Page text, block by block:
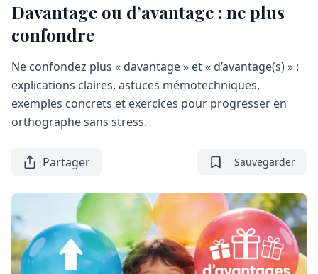
Davantage ou d’avantage : ne plus
confondre
Ne confondez plus « davantage » et « d’avantage(s) » :
explications claires, astuces mémotechniques,
exemples concrets et exercices pour progresser en
orthographe sans stress.
Partager Sauvegarder